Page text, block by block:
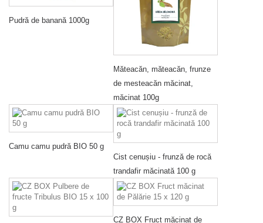
Pudră de banană 1000g
Măteacăn, măteacăn, frunze
de mesteacăn măcinat,
măcinat 100g
Camu camu pudră BIO 50 g
Cist cenușiu - frunză de rocă
trandafir măcinată 100 g
CZ BOX Fruct măcinat de